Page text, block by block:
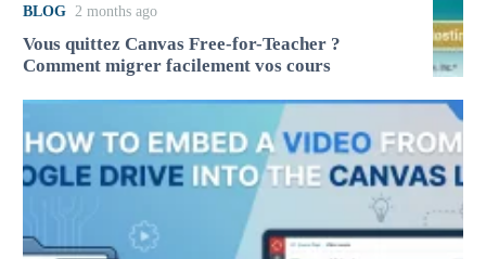
BLOG 2 months ago
Vous quittez Canvas Free-for-Teacher ?
Comment migrer facilement vos cours